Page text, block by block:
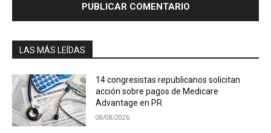
LAS MÁS LEÍDAS
14 congresistas republicanos solicitan
acción sobre pagos de Medicare
Advantage en PR
08/08/2026